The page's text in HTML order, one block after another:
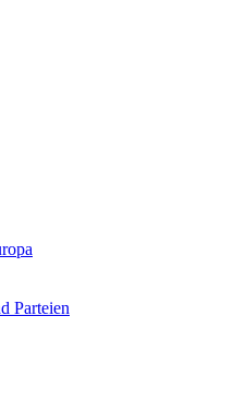
Parteien